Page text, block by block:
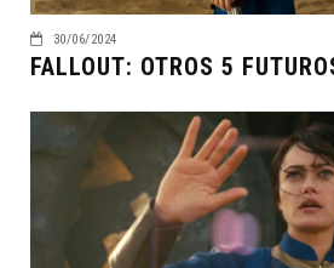
30/06/2024
FALLOUT: OTROS 5